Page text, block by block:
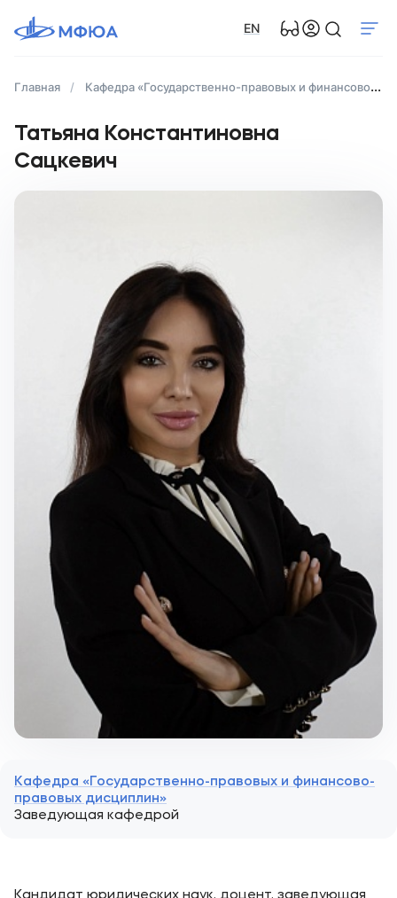
EN
Главная Кафедра «Государственно-правовых и финансово-правовых дисциплин»
Татьяна Константиновна
Сацкевич
Кафедра «Государственно-правовых и финансово-
правовых дисциплин»
Заведующая кафедрой